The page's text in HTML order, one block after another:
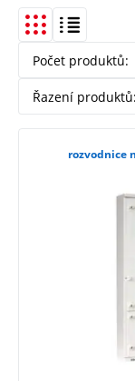
Počet produktů:
Řazení produktů:
rozvodnice